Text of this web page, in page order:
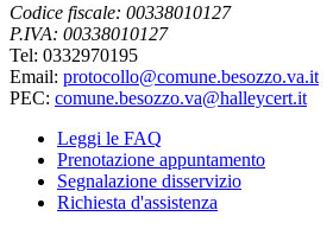
Codice fiscale: 00338010127
P.IVA: 00338010127
Tel: 0332970195
Email: protocollo@comune.besozzo.va.it
PEC: comune.besozzo.va@halleycert.it
Leggi le FAQ
Prenotazione appuntamento
Segnalazione disservizio
Richiesta d'assistenza